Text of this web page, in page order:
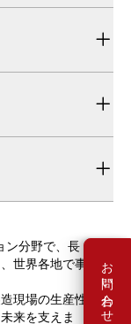
お問い合わせ
ン分野で、長
世界各地で事
現場の生産性
来を支えま